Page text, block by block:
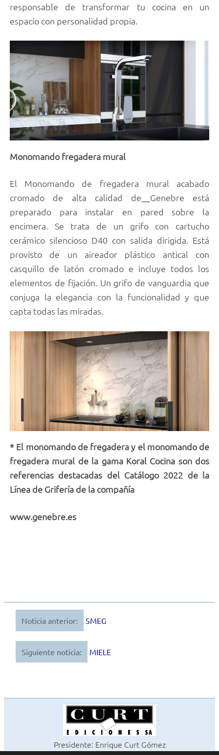
responsable de transformar tu cocina en un
espacio con personalidad propia.
Monomando fregadera mural
El Monomando de fregadera mural acabado
cromado de alta calidad de
Genebre está
preparado para instalar en pared sobre la
encimera. Se trata de un grifo con cartucho
cerámico silencioso D40 con salida dirigida. Está
provisto de un aireador plástico antical con
casquillo de latón cromado e incluye todos los
elementos de fijación. Un grifo de vanguardia que
conjuga la elegancia con la funcionalidad y que
capta todas las miradas.
* El monomando de fregadera y el monomando de
fregadera mural de la gama Koral Cocina son dos
referencias destacadas del Catálogo 2022 de la
Línea de Grifería de la compañía
www.genebre.es
Navegación
de
entradas
Noticia anterior: SMEG
Siguiente noticia: MIELE
Presidente: Enrique Curt Gómez